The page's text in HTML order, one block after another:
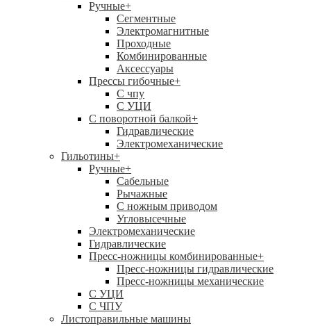
Ручные+
Сегментные
Электромагнитные
Проходные
Комбинированные
Аксессуары
Прессы гибочные+
C чпу
С УЦИ
С поворотной балкой+
Гидравлические
Электромеханические
Гильотины+
Ручные+
Сабельные
Рычажные
С ножным приводом
Угловысечные
Электромеханические
Гидравлические
Пресс-ножницы комбинированные+
Пресс-ножницы гидравлические
Пресс-ножницы механические
С УЦИ
С ЧПУ
Листоправильные машины